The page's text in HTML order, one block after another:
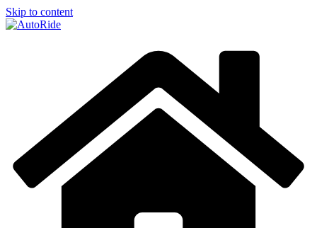
Skip to content